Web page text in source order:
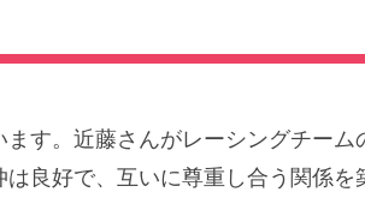
す。近藤さんがレーシングチーム
良好で、互いに尊重し合う関係を